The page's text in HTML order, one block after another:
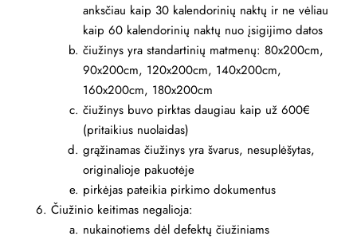
anksčiau kaip 30 kalendorinių naktų ir ne vėliau
kaip 60 kalendorinių naktų nuo įsigijimo datos
čiužinys yra standartinių matmenų: 80x200cm,
90x200cm, 120x200cm, 140x200cm,
160x200cm, 180x200cm
čiužinys buvo pirktas daugiau kaip už 600€
(pritaikius nuolaidas)
grąžinamas čiužinys yra švarus, nesuplėšytas,
originalioje pakuotėje
pirkėjas pateikia pirkimo dokumentus
Čiužinio keitimas negalioja:
nukainotiems dėl defektų čiužiniams